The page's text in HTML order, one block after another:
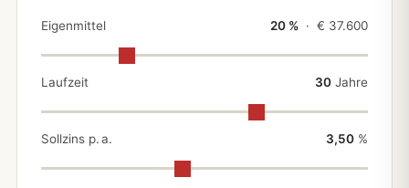
Eigenmittel 20 % · € 37.600
Laufzeit 30 Jahre
Sollzins p. a. 3,50 %